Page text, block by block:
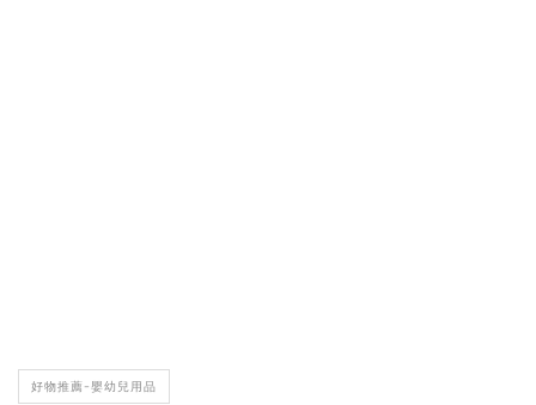
好物推薦-嬰幼兒用品